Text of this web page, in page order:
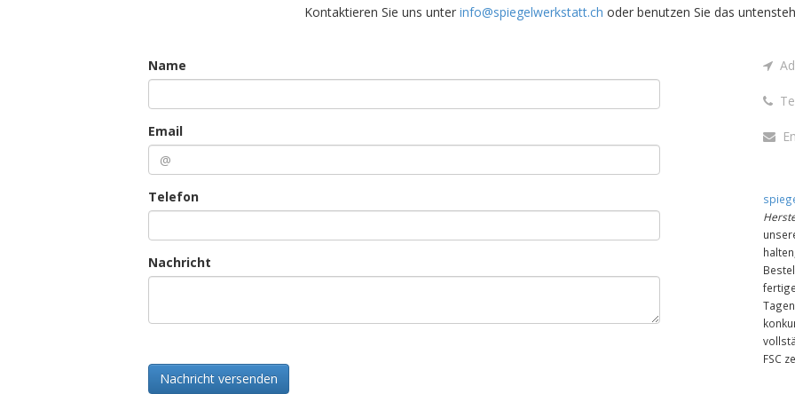
Kontaktieren Sie uns unter info@spiegelwerkstatt.ch oder benutzen Sie das
Name
Email
Telefon
Nachricht
Nachricht versenden
FSC